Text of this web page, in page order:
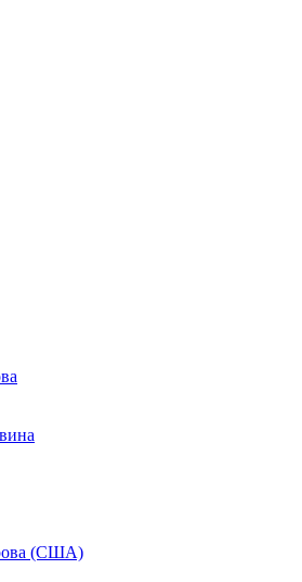
(США)